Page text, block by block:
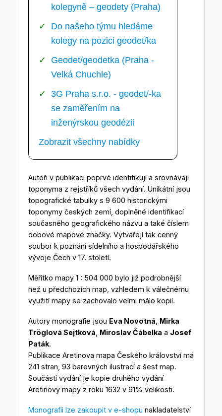
kolegyně – geodety (Praha)
Do našeho týmu hledáme
kolegy na pozici geodet/ka
Geodet/geodetka (Praha -
Velká Chuchle)
3G Praha s.r.o. - geodet/-ka
se zaměřením na
inženýrskou geodézii
Zobrazit všechny nabídky
Autoři v publikaci poprvé identifikují a srovnávají
toponyma z rejstříků všech vydání. Unikátní jsou
topografické tabulky s 9 600 historickými
toponymy českých zemí, doplněné identifikací
současného geografického názvu a také číslem
dobové mapové značky. Vytvářejí tak cenný
soubor k poznání sídelního a hospodářského
vývoje Čech v 17. století.
Měřítko mapy 1 : 504 000 bylo již podrobnější
než u předchozích map, vzhledem k válečnému
využití mapy se zachovalo velmi málo kopií.
Autory monografie jsou Eva Novotná Mirka
Tröglová Sejtková Miroslav Čábelka a Josef
Paták.
Publikace Aretinova mapa Českého království má
241 stran, 93 barevných ilustrací a šest map.
Součástí vydání je kopie druhého vydání
Aretinovy mapy z roku 1632 v 91% velikosti.
Monografii lze zakoupit v e-shopu nakladatelství